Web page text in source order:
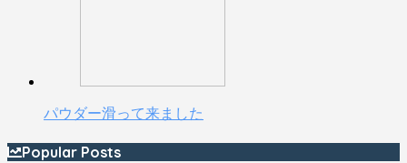
パウダー滑って来ました
Popular Posts